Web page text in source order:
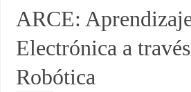
ARCE:
Electrónica a
Robótica